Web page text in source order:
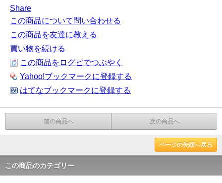
Share
この商品について問い合わせる
この商品を友達に教える
買い物を続ける
この商品をログピでつぶやく
Yahoo!ブックマークに登録する
はてなブックマークに登録する
前の商品へ 次の商品へ
ページの先頭へ戻る
この商品のカテゴリー